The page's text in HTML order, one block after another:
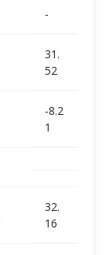
-
31.
52
-8.2
1
32.
16